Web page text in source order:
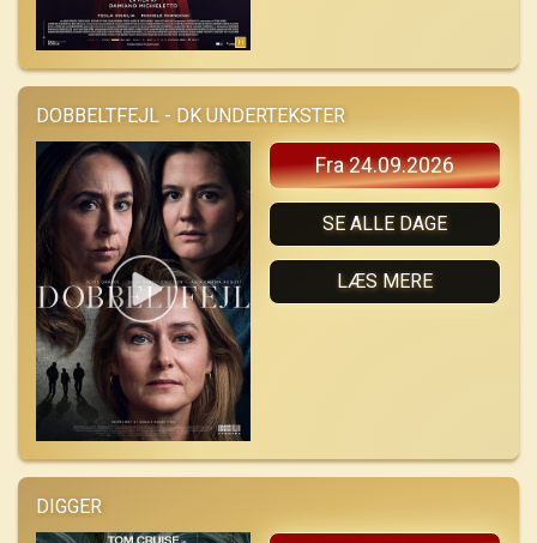
DOBBELTFEJL - DK UNDERTEKSTER
Fra 24.09.2026
SE ALLE DAGE
LÆS MERE
DIGGER